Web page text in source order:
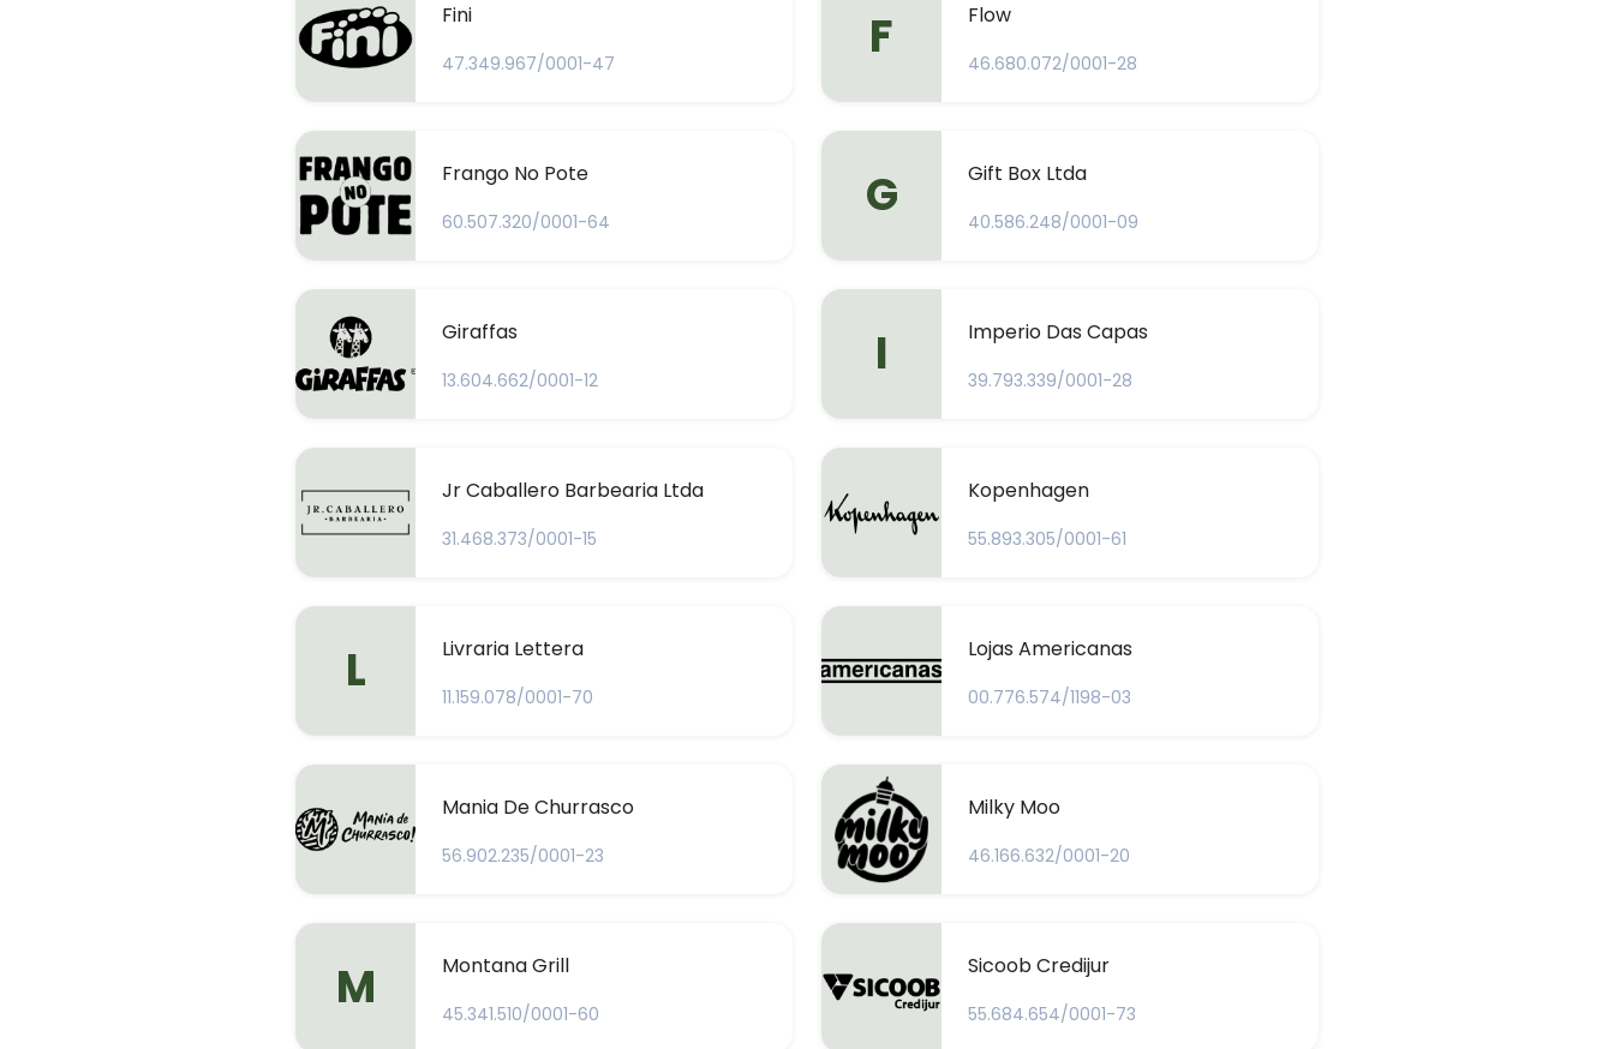
Fini
47.349.967/0001-47 F Flow
46.680.072/0001-28
Frango No Pote
60.507.320/0001-64 G Gift Box Ltda
40.586.248/0001-09
Giraffas
13.604.662/0001-12 I Imperio Das Capas
39.793.339/0001-28
Jr Caballero Barbearia Ltda
31.468.373/0001-15
Kopenhagen
55.893.305/0001-61
L Livraria Lettera
11.159.078/0001-70
Lojas Americanas
00.776.574/1198-03
Mania De Churrasco
56.902.235/0001-23
Milky Moo
46.166.632/0001-20
M Montana Grill
45.341.510/0001-60
Sicoob Credijur
55.684.654/0001-73